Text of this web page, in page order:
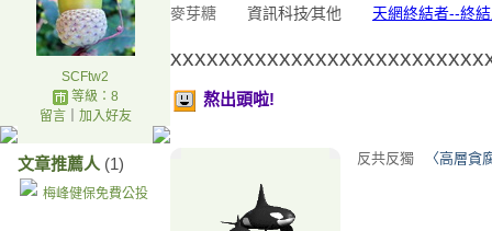
SCFtw2
等級：8
留言｜ 加入好友
文章推薦人 (1)
梅峰健保免費公投
麥芽糖 資訊科技∕其他 天網終結者--終
熬出頭啦!
反共反獨 〈高層貪